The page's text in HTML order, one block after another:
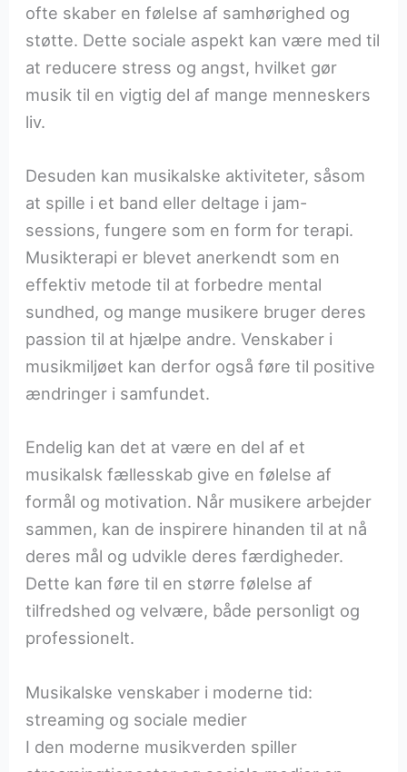
ofte skaber en følelse af samhørighed og
støtte. Dette sociale aspekt kan være med til
at reducere stress og angst, hvilket gør
musik til en vigtig del af mange menneskers
liv.
Desuden kan musikalske aktiviteter, såsom
at spille i et band eller deltage i jam-
sessions, fungere som en form for terapi.
Musikterapi er blevet anerkendt som en
effektiv metode til at forbedre mental
sundhed, og mange musikere bruger deres
passion til at hjælpe andre. Venskaber i
musikmiljøet kan derfor også føre til positive
ændringer i samfundet.
Endelig kan det at være en del af et
musikalsk fællesskab give en følelse af
formål og motivation. Når musikere arbejder
sammen, kan de inspirere hinanden til at nå
deres mål og udvikle deres færdigheder.
Dette kan føre til en større følelse af
tilfredshed og velvære, både personligt og
professionelt.
Musikalske venskaber i moderne tid:
streaming og sociale medier
I den moderne musikverden spiller